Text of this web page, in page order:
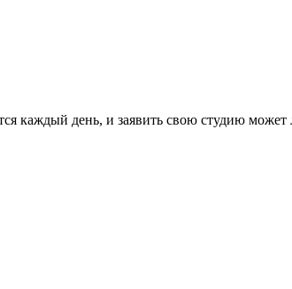
каждый день, и заявить свою студию